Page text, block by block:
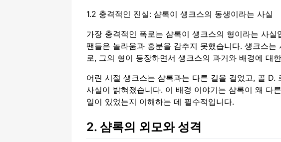
1.2 충격적인 진실: 샴록이 섕크스의 동생이라는 사실
가장 충격적인 폭로는 샴록이 섕크스의 형이라는 사
팬들은 놀라움과 흥분을 감추지 못했습니다. 섕크스
로, 그의 형이 등장하면서 섕크스의 과거와 배경에 대
어린 시절 섕크스는 샴록과는 다른 길을 걸었고, 골 D.
사실이 밝혀졌습니다. 이 배경 이야기는 샴록이 왜 다
일이 있었는지 이해하는 데 필수적입니다.
2. 샴록의 외모와 성격